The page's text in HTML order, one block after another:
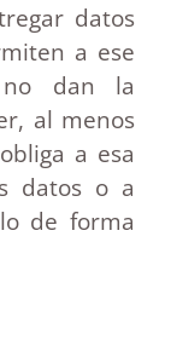
datos
a ese
no dan la
al menos
a esa
datos o a
de forma